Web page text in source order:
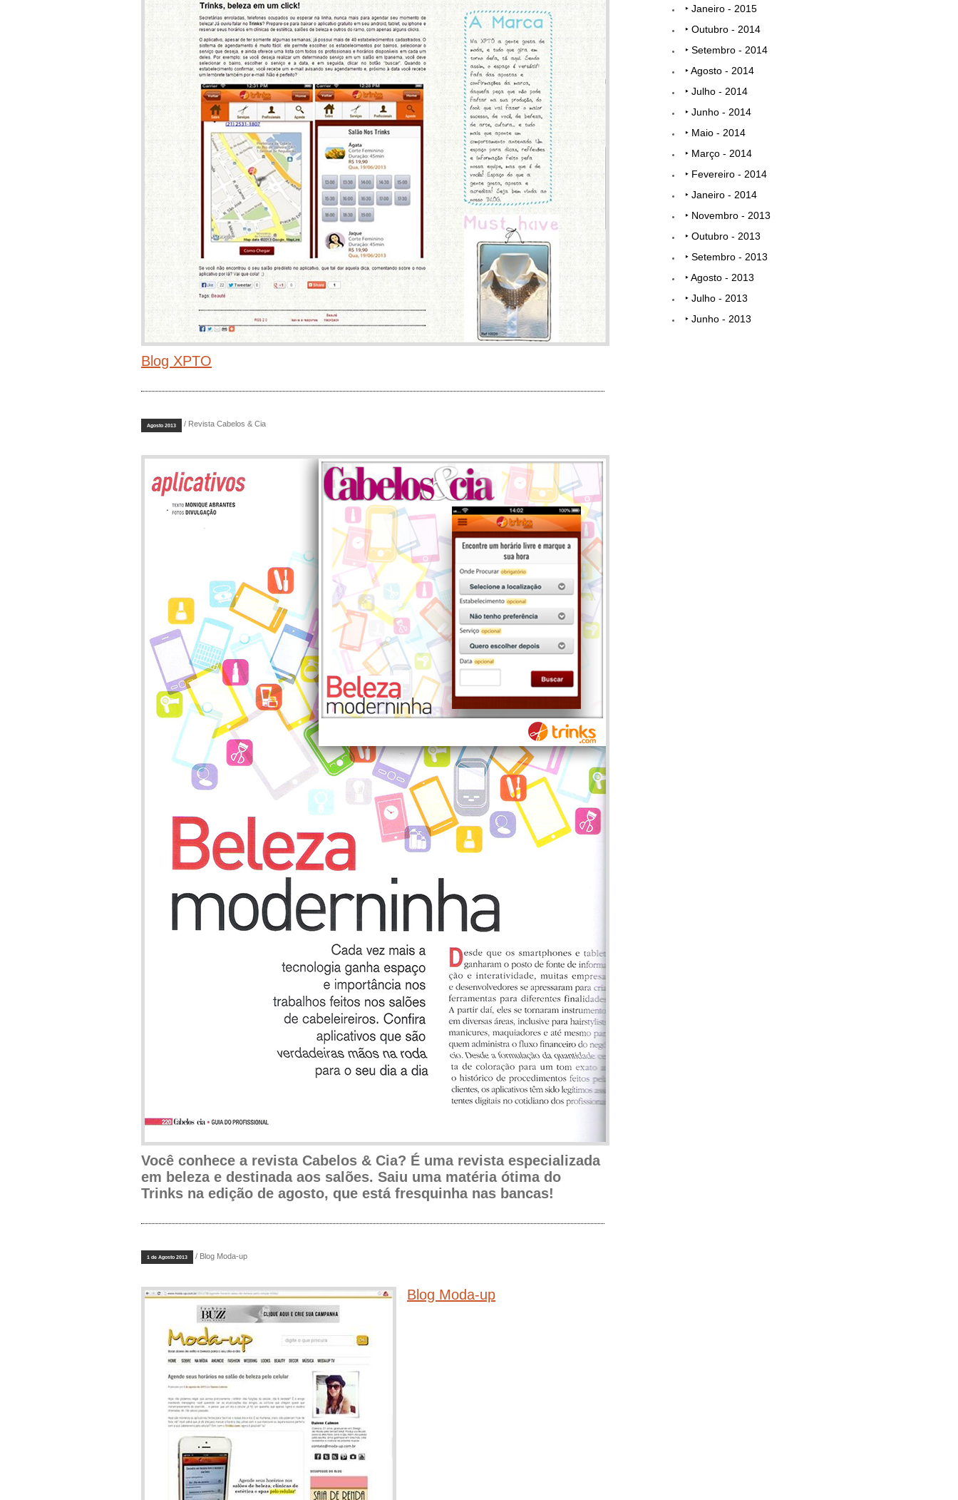
Blog XPTO
Agosto 2013 / Revista Cabelos & Cia
Você conhece a revista Cabelos & Cia? É uma revista especializada
em beleza e destinada aos salões. Saiu uma matéria ótima do
Trinks na edição de agosto, que está fresquinha nas bancas!
1 de Agosto 2013 / Blog Moda-up
Blog Moda-up
‣ Janeiro - 2015
‣ Outubro - 2014
‣ Setembro - 2014
‣ Agosto - 2014
‣ Julho - 2014
‣ Junho - 2014
‣ Maio - 2014
‣ Março - 2014
‣ Fevereiro - 2014
‣ Janeiro - 2014
‣ Novembro - 2013
‣ Outubro - 2013
‣ Setembro - 2013
‣ Agosto - 2013
‣ Julho - 2013
‣ Junho - 2013